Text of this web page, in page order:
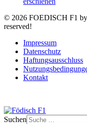
© 2026 FOEDISCH F1
reserved!
Impressum
Datenschutz
Haftungsausschluss
Kontakt
Suchen